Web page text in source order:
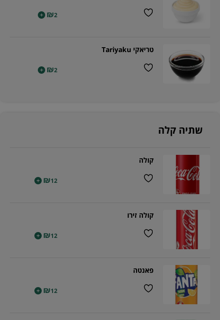
₪2
+
טריאקי Tariyaku
₪2
+
שתיה קלה
קולה
₪12
+
קולה זירו
₪12
+
פאנטה
₪12
+